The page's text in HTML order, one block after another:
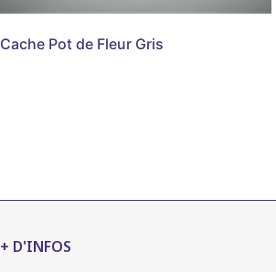
Cache Pot de Fleur Gris
+ D'INFOS